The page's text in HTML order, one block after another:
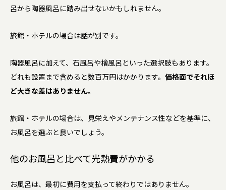
呂から陶器風呂に踏み出せないかもしれません。
旅館・ホテルの場合は話が別です。
陶器風呂に加えて、石風呂や檜風呂といった選択肢もあります。
どれも設置まで含めると数百万円はかかります。 価格面でそれほ
ど大きな差はありません。
旅館・ホテルの場合は、見栄えやメンテナンス性などを基準に、
お風呂を選ぶと良いでしょう。
他のお風呂と比べて光熱費がかかる
お風呂は、最初に費用を支払って終わりではありません。